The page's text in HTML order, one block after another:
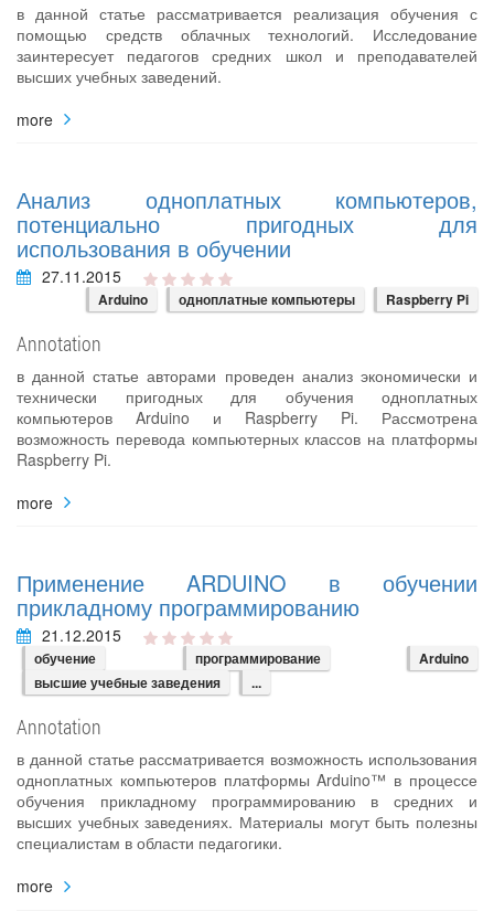
в данной статье рассматривается реализация обучения с
помощью средств облачных технологий. Исследование
заинтересует педагогов средних школ и преподавателей
высших учебных заведений.
more
Анализ одноплатных компьютеров,
потенциально пригодных для
использования в обучении
27.11.2015
Arduino одноплатные компьютеры Raspberry Pi
Annotation
в данной статье авторами проведен анализ экономически и
технически пригодных для обучения одноплатных
компьютеров Arduino и Raspberry Pi. Рассмотрена
возможность перевода компьютерных классов на платформы
Raspberry Pi.
more
Применение ARDUINO в обучении
прикладному программированию
21.12.2015
обучение программирование
Arduino
высшие учебные заведения
...
Annotation
в данной статье рассматривается возможность использования
одноплатных компьютеров платформы Arduino™ в процессе
обучения прикладному программированию в средних и
высших учебных заведениях. Материалы могут быть полезны
специалистам в области педагогики.
more